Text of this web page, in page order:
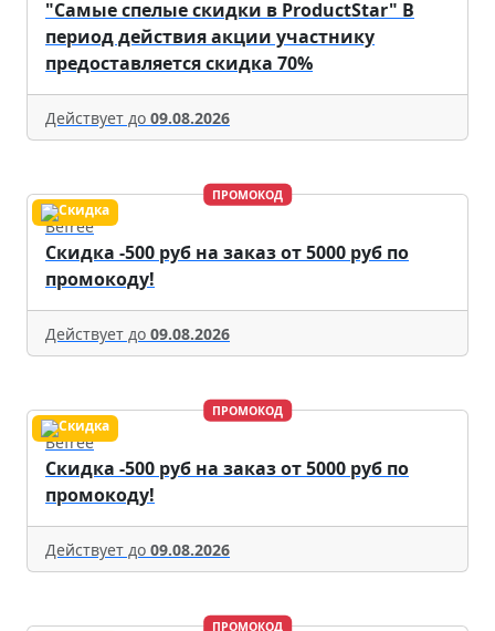
"Самые спелые скидки в ProductStar" В
период действия акции участнику
предоставляется скидка 70%
Действует до 09.08.2026
ПРОМОКОД
Befree
Скидка -500 руб на заказ от 5000 руб по
промокоду!
Действует до 09.08.2026
ПРОМОКОД
Befree
Скидка -500 руб на заказ от 5000 руб по
промокоду!
Действует до 09.08.2026
ПРОМОКОД